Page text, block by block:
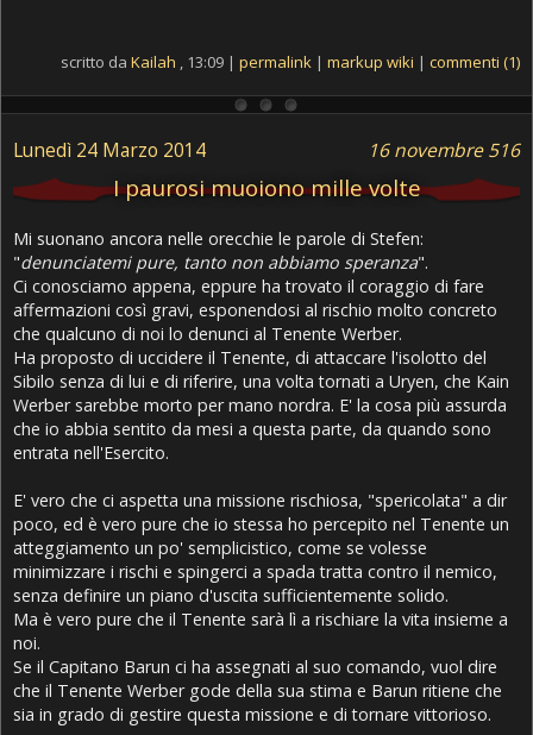
scritto da Kailah , 13:09 | permalink | markup wiki | commenti (1)
16 novembre 516
Lunedì 24 Marzo 2014
I paurosi muoiono mille volte
Mi suonano ancora nelle orecchie le parole di Stefen:
"denunciatemi pure, tanto non abbiamo speranza".
Ci conosciamo appena, eppure ha trovato il coraggio di fare
affermazioni così gravi, esponendosi al rischio molto concreto
che qualcuno di noi lo denunci al Tenente Werber.
Ha proposto di uccidere il Tenente, di attaccare l'isolotto del
Sibilo senza di lui e di riferire, una volta tornati a Uryen, che Kain
Werber sarebbe morto per mano nordra. E' la cosa più assurda
che io abbia sentito da mesi a questa parte, da quando sono
entrata nell'Esercito.
E' vero che ci aspetta una missione rischiosa, "spericolata" a dir
poco, ed è vero pure che io stessa ho percepito nel Tenente un
atteggiamento un po' semplicistico, come se volesse
minimizzare i rischi e spingerci a spada tratta contro il nemico,
senza definire un piano d'uscita sufficientemente solido.
Ma è vero pure che il Tenente sarà lì a rischiare la vita insieme a
noi.
Se il Capitano Barun ci ha assegnati al suo comando, vuol dire
che il Tenente Werber gode della sua stima e Barun ritiene che
sia in grado di gestire questa missione e di tornare vittorioso.